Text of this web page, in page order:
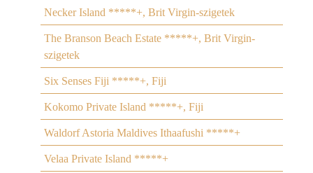
Necker Island *****+, Brit Virgin-szigetek
The Branson Beach Estate *****+, Brit Virgin-
szigetek
Six Senses Fiji *****+, Fiji
Kokomo Private Island *****+, Fiji
Waldorf Astoria Maldives Ithaafushi *****+
Velaa Private Island *****+